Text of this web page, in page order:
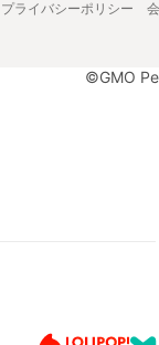
プライバシーポリシー
©GMO